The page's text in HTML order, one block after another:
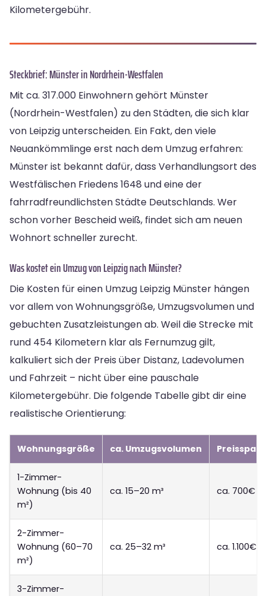
Kilometergebühr.
Steckbrief: Münster in Nordrhein-Westfalen
Mit ca. 317.000 Einwohnern gehört Münster
(Nordrhein-Westfalen) zu den Städten, die sich klar
von Leipzig unterscheiden. Ein Fakt, den viele
Neuankömmlinge erst nach dem Umzug erfahren:
Münster ist bekannt dafür, dass Verhandlungsort des
Westfälischen Friedens 1648 und eine der
fahrradfreundlichsten Städte Deutschlands. Wer
schon vorher Bescheid weiß, findet sich am neuen
Wohnort schneller zurecht.
Was kostet ein Umzug von Leipzig nach Münster?
Die Kosten für einen Umzug Leipzig Münster hängen
vor allem von Wohnungsgröße, Umzugsvolumen und
gebuchten Zusatzleistungen ab. Weil die Strecke mit
rund 454 Kilometern klar als Fernumzug gilt,
kalkuliert sich der Preis über Distanz, Ladevolumen
und Fahrzeit – nicht über eine pauschale
Kilometergebühr. Die folgende Tabelle gibt dir eine
realistische Orientierung:
Wohnungsgröße ca. Umzugsvolumen
1-Zimmer-
Wohnung (bis 40
m²)
ca. 15–20 m³ ca. 700€ –
2-Zimmer-
Wohnung (60–70
m²)
ca. 25–32 m³ ca. 1.100€
3-Zimmer-